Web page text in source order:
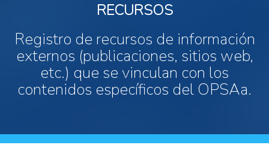
RECURSOS
Registro de recursos de información
externos (publicaciones, sitios web,
etc.) que se vinculan con los
contenidos específicos del OPSAa.